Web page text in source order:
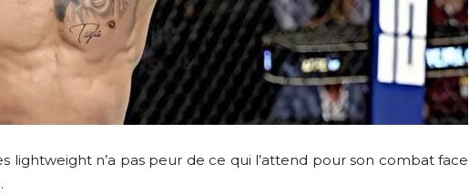
lightweight n’a pas peur de ce qui l’attend pour son combat face